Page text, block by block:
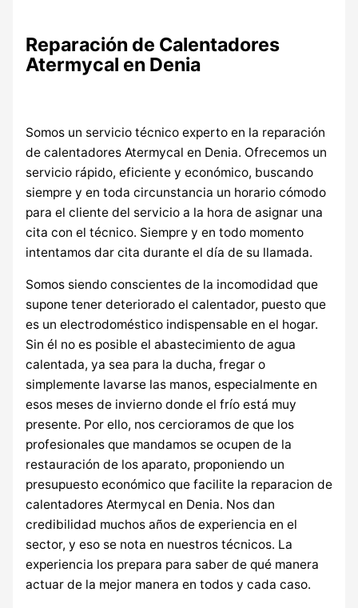
Reparación de Calentadores
Atermycal en Denia
Somos un servicio técnico experto en la reparación
de calentadores Atermycal en Denia. Ofrecemos un
servicio rápido, eficiente y económico, buscando
siempre y en toda circunstancia un horario cómodo
para el cliente del servicio a la hora de asignar una
cita con el técnico. Siempre y en todo momento
intentamos dar cita durante el día de su llamada.
Somos siendo conscientes de la incomodidad que
supone tener deteriorado el calentador, puesto que
es un electrodoméstico indispensable en el hogar.
Sin él no es posible el abastecimiento de agua
calentada, ya sea para la ducha, fregar o
simplemente lavarse las manos, especialmente en
esos meses de invierno donde el frío está muy
presente. Por ello, nos cercioramos de que los
profesionales que mandamos se ocupen de la
restauración de los aparato, proponiendo un
presupuesto económico que facilite la reparacion de
calentadores Atermycal en Denia. Nos dan
credibilidad muchos años de experiencia en el
sector, y eso se nota en nuestros técnicos. La
experiencia los prepara para saber de qué manera
actuar de la mejor manera en todos y cada caso.